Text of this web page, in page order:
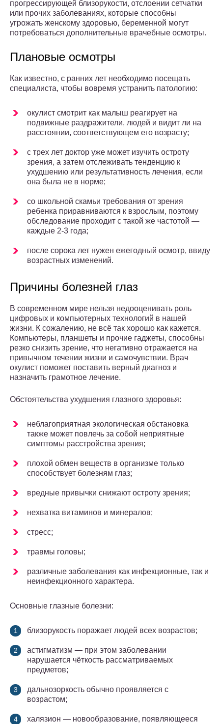
прогрессирующей близорукости, отслоении сетчатки
или прочих заболеваниях, которые способны
угрожать женскому здоровью, беременной могут
потребоваться дополнительные врачебные осмотры.
Плановые осмотры
Как известно, с ранних лет необходимо посещать
специалиста, чтобы вовремя устранить патологию:
окулист смотрит как малыш реагирует на
подвижные раздражители, людей и видит ли на
расстоянии, соответствующем его возрасту;
с трех лет доктор уже может изучить остроту
зрения, а затем отслеживать тенденцию к
ухудшению или результативность лечения, если
она была не в норме;
со школьной скамьи требования от зрения
ребенка приравниваются к взрослым, поэтому
обследование проходит с такой же частотой —
каждые 2-3 года;
после сорока лет нужен ежегодный осмотр, ввиду
возрастных изменений.
Причины болезней глаз
В современном мире нельзя недооценивать роль
цифровых и компьютерных технологий в нашей
жизни. К сожалению, не всё так хорошо как кажется.
Компьютеры, планшеты и прочие гаджеты, способны
резко снизить зрение, что негативно отражается на
привычном течении жизни и самочувствии. Врач
окулист поможет поставить верный диагноз и
назначить грамотное лечение.
Обстоятельства ухудшения глазного здоровья:
неблагоприятная экологическая обстановка
также может повлечь за собой неприятные
симптомы расстройства зрения;
плохой обмен веществ в организме только
способствует болезням глаз;
вредные привычки снижают остроту зрения;
нехватка витаминов и минералов;
стресс;
травмы головы;
различные заболевания как инфекционные, так и
неинфекционного характера.
Основные глазные болезни:
близорукость поражает людей всех возрастов;
астигматизм — при этом заболевании
нарушается чёткость рассматриваемых
предметов;
дальнозоркость обычно проявляется с
возрастом;
халязион — новообразование, появляющееся